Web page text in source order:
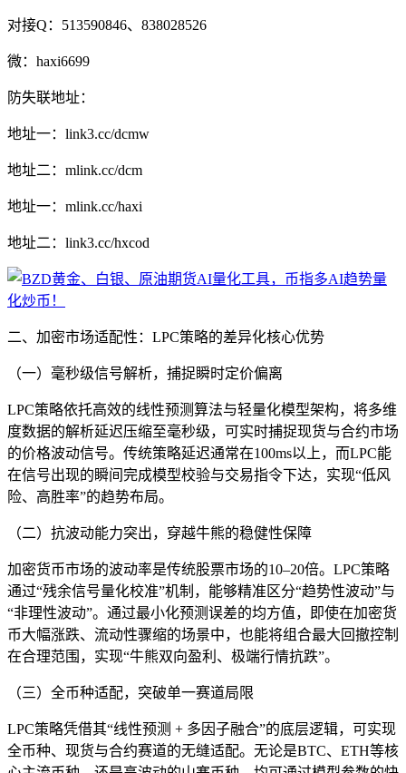
对接Q：513590846、838028526
微：haxi6699
防失联地址：
地址一：link3.cc/dcmw
地址二：mlink.cc/dcm
地址一：mlink.cc/haxi
地址二：link3.cc/hxcod
二、加密市场适配性：LPC策略的差异化核心优势
（一）毫秒级信号解析，捕捉瞬时定价偏离
LPC策略依托高效的线性预测算法与轻量化模型架构，将多维
度数据的解析延迟压缩至毫秒级，可实时捕捉现货与合约市场
的价格波动信号。传统策略延迟通常在100ms以上，而LPC能
在信号出现的瞬间完成模型校验与交易指令下达，实现“低风
险、高胜率”的趋势布局。
（二）抗波动能力突出，穿越牛熊的稳健性保障
加密货币市场的波动率是传统股票市场的10–20倍。LPC策略
通过“残余信号量化校准”机制，能够精准区分“趋势性波动”与
“非理性波动”。通过最小化预测误差的均方值，即使在加密货
币大幅涨跌、流动性骤缩的场景中，也能将组合最大回撤控制
在合理范围，实现“牛熊双向盈利、极端行情抗跌”。
（三）全币种适配，突破单一赛道局限
LPC策略凭借其“线性预测 + 多因子融合”的底层逻辑，可实现
全币种、现货与合约赛道的无缝适配。无论是BTC、ETH等核